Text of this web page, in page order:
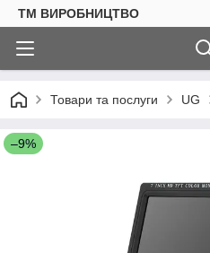
ТМ ВИРОБНИЦТВО
Товари та послуги UG
–9%